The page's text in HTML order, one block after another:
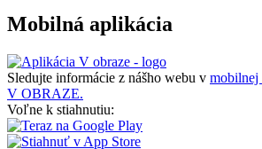
Mobilná aplikácia
Sledujte informácie z nášho webu v mobilnej
V OBRAZE.
Voľne k stiahnutiu: